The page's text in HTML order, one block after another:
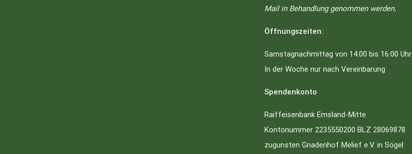
Mail in Behandlung genommen werden.
Öffnungszeiten:
Samstagnachmittag von 14.00 bis 16.00 Uhr
In der Woche nur nach Vereinbarung
Spendenkonto
Raiffeisenbank Emsland-Mitte
Kontonummer 2235550200 BLZ 28069878
zugunsten Gnadenhof Melief e.V. in Sögel